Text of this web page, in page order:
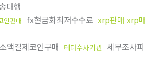
대행
인판매 fx현금화최저수수료 xrp판매 xrp매
소액결제코인구매 테더수사기관 세무조사피